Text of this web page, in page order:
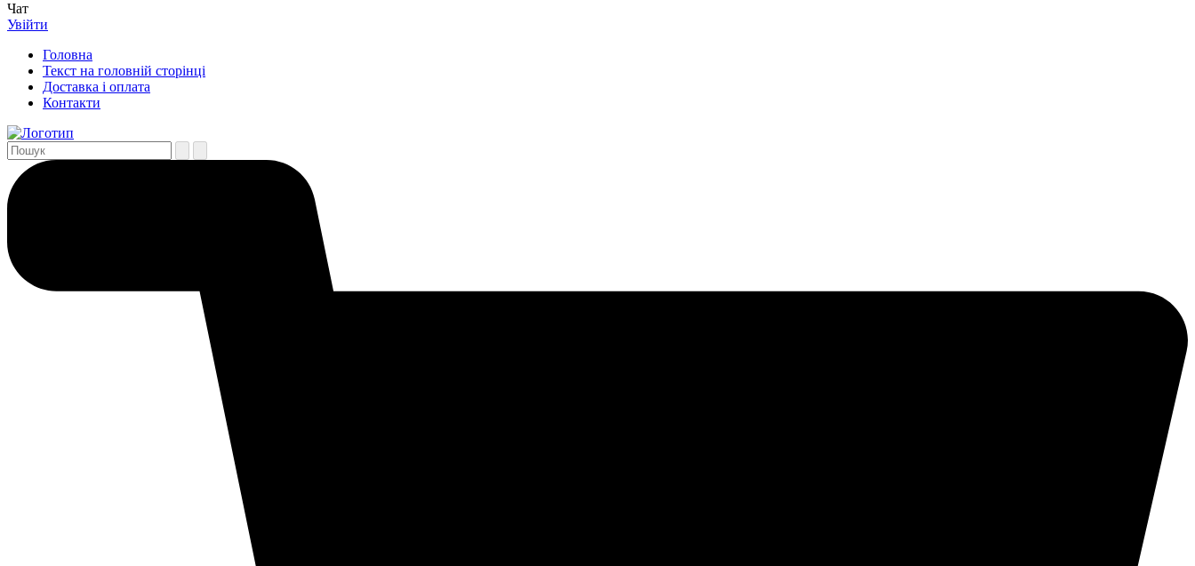
Чат
Увійти
Головна
Текст на головній сторінці
Доставка і оплата
Контакти